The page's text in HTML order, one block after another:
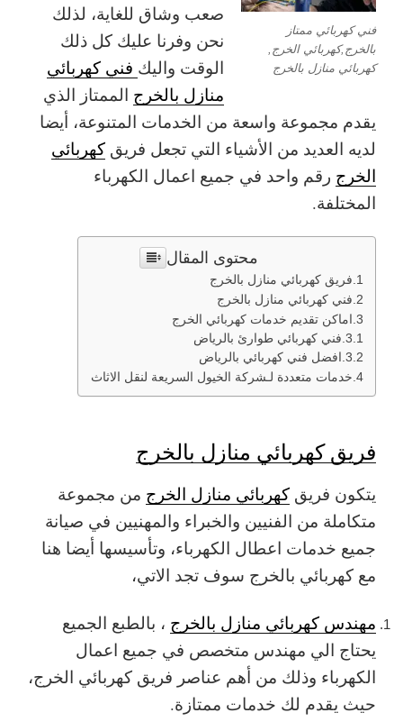
فني كهربائي ممتاز
بالخرج,كهربائي الخرج,
كهربائي منازل بالخرج
صعب وشاق للغاية، لذلك
نحن وفرنا عليك كل ذلك
الوقت واليك فني كهربائي
منازل بالخرج الممتاز الذي
يقدم مجموعة واسعة من الخدمات المتنوعة، أيضا
لديه العديد من الأشياء التي تجعل فريق كهربائي
الخرج رقم واحد في جميع اعمال الكهرباء
المختلفة.
محتوى المقال
فريق كهربائي منازل بالخرج
فني كهربائي منازل بالخرج
اماكن تقديم خدمات كهربائي الخرج
فني كهربائي طوارئ بالرياض
افضل فني كهربائي بالرياض
خدمات متعددة لـشركة الخيول السريعة لنقل الاثاث
فريق كهربائي منازل بالخرج
يتكون فريق كهربائي منازل الخرج من مجموعة
متكاملة من الفنيين والخبراء والمهنيين في صيانة
جميع خدمات اعطال الكهرباء، وتأسيسها أيضا هنا
مع كهربائي بالخرج سوف تجد الاتي،
مهندس كهربائي منازل بالخرج ، بالطبع الجميع
يحتاج الي مهندس متخصص في جميع اعمال
الكهرباء وذلك من أهم عناصر فريق كهربائي الخرج،
حيث يقدم لك خدمات ممتازة.